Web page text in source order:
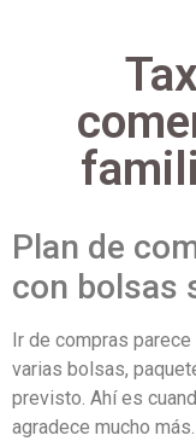
Plan de
con bolsas
Ir de compras
varias bolsas,
previsto. Ahí es
agradece mucho